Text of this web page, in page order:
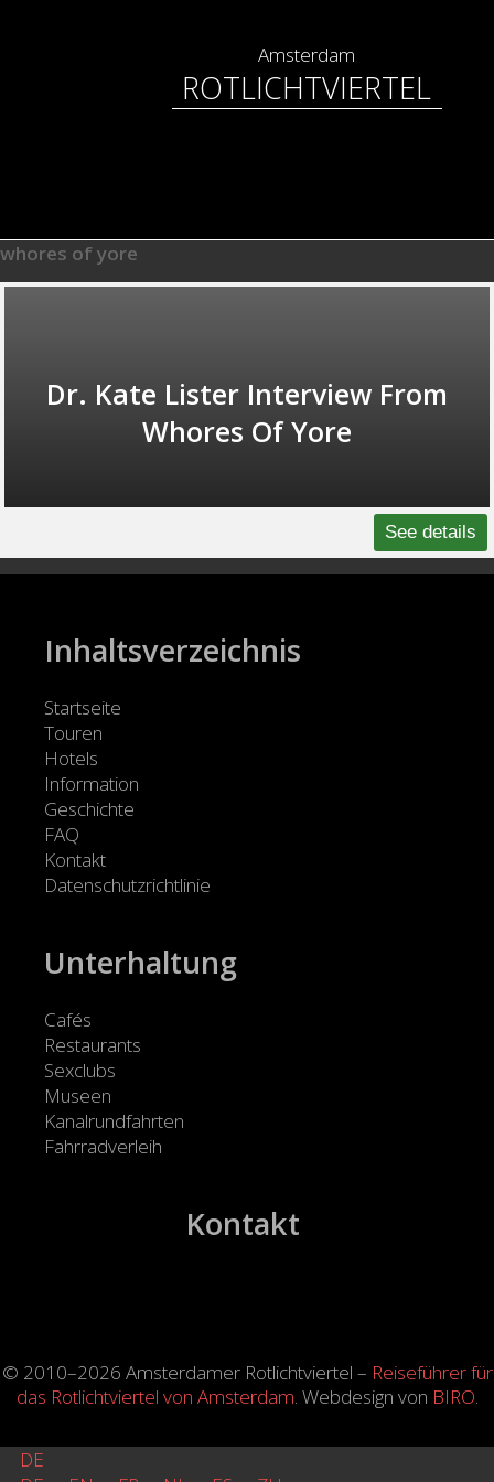
Amsterdam
ROTLICHTVIERTEL
whores of yore
Dr. Kate Lister Interview From
Whores Of Yore
See details
Inhaltsverzeichnis
Startseite
Touren
Hotels
Information
Geschichte
FAQ
Kontakt
Datenschutzrichtlinie
Unterhaltung
Cafés
Restaurants
Sexclubs
Museen
Kanalrundfahrten
Fahrradverleih
Kontakt
© 2010–2026 Amsterdamer Rotlichtviertel – Reiseführer für
das Rotlichtviertel von Amsterdam. Webdesign von BIRO.
DE